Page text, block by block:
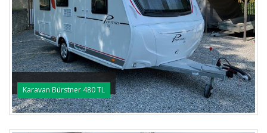
Karavan Bürstner 480 TL